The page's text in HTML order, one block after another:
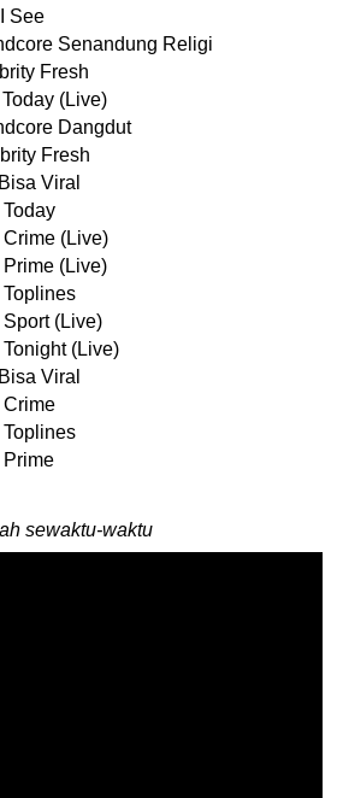
See
Senandung Religi
Fresh
(Live)
Dangdut
Fresh
Viral
(Live)
(Live)
(Live)
(Live)
Viral
sewaktu-waktu